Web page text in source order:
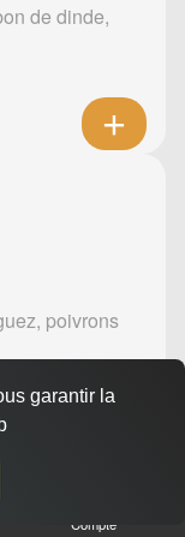
de dinde,
poivrons
Compte
garantir la